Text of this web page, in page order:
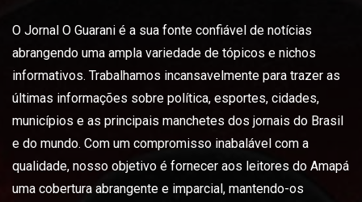
O Jornal O Guarani é a sua fonte confiável de notícias
abrangendo uma ampla variedade de tópicos e nichos
informativos. Trabalhamos incansavelmente para trazer as
últimas informações sobre política, esportes, cidades,
municípios e as principais manchetes dos jornais do Brasil
e do mundo. Com um compromisso inabalável com a
qualidade, nosso objetivo é fornecer aos leitores do Amapá
uma cobertura abrangente e imparcial, mantendo-os